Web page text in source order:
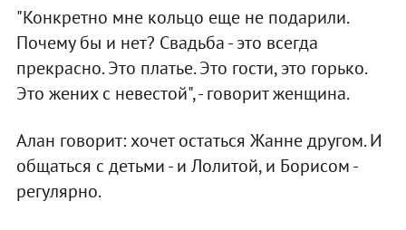
"Конкретно мне кольцо еще не подарили.
Почему бы и нет? Свадьба - это всегда
прекрасно. Это платье. Это гости, это горько.
Это жених с невестой", - говорит женщина.
Алан говорит: хочет остаться Жанне другом. И
общаться с детьми - и Лолитой, и Борисом -
регулярно.